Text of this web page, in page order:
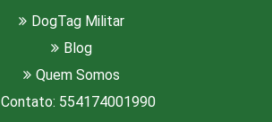
DogTag Militar
Blog
Quem Somos
Contato: 554174001990